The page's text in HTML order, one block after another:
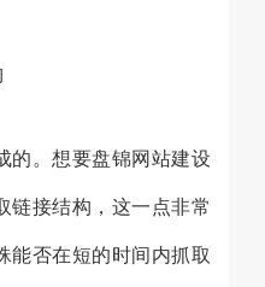
的。想要盘锦网站建设
链接结构，这一点非常
能否在短的时间内抓取